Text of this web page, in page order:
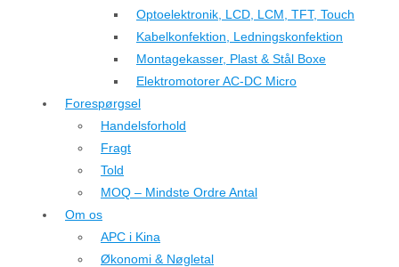
Optoelektronik, LCD, LCM, TFT, Touch
Kabelkonfektion, Ledningskonfektion
Montagekasser, Plast & Stål Boxe
Elektromotorer AC-DC Micro
Forespørgsel
Handelsforhold
Fragt
Told
MOQ – Mindste Ordre Antal
Om os
APC i Kina
Økonomi & Nøgletal